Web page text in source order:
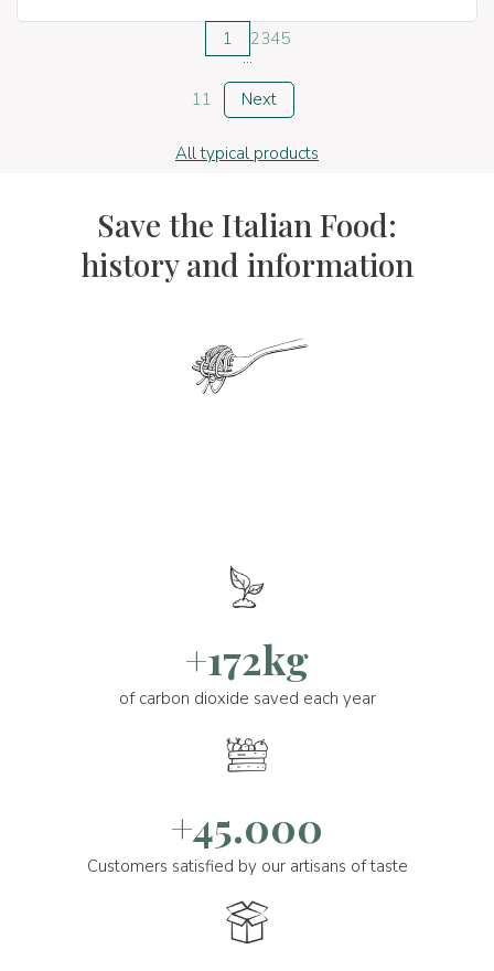
1 2345
...
11
Next
All typical products
Save the Italian Food:
history and information
+172kg
of carbon dioxide saved each year
+45.000
Customers satisfied by our artisans of taste